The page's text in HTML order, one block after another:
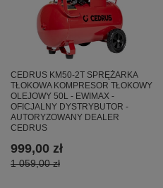
CEDRUS KM50-2T SPRĘŻARKA
TŁOKOWA KOMPRESOR TŁOKOWY
OLEJOWY 50L - EWIMAX -
OFICJALNY DYSTRYBUTOR -
AUTORYZOWANY DEALER
CEDRUS
999,00 zł
1 059,00 zł